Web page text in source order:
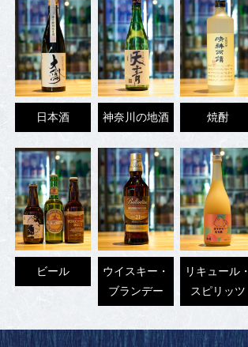
日本酒 神奈川の地酒 焼酎
ビール
ウイスキー・
ブランデー
リキュール・
スピリッツ